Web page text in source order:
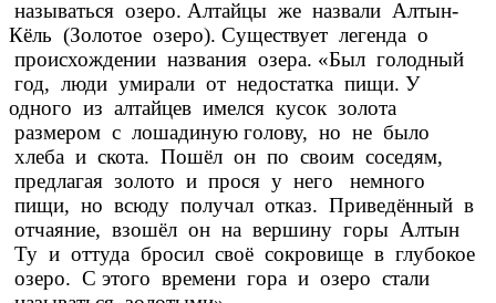
называться озеро. Алтайцы же назвали Алтын-
Кёль (Золотое озеро). Существует легенда о
происхождении названия озера. «Был голодный
год, люди умирали от недостатка пищи. У
одного из алтайцев имелся кусок золота
размером с лошадиную голову, но не было
хлеба и скота. Пошёл он по своим соседям,
предлагая золото и прося у него немного
пищи, но всюду получал отказ. Приведённый в
отчаяние, взошёл он на вершину горы Алтын
Ту и оттуда бросил своё сокровище в глубокое
озеро. С этого времени гора и озеро стали